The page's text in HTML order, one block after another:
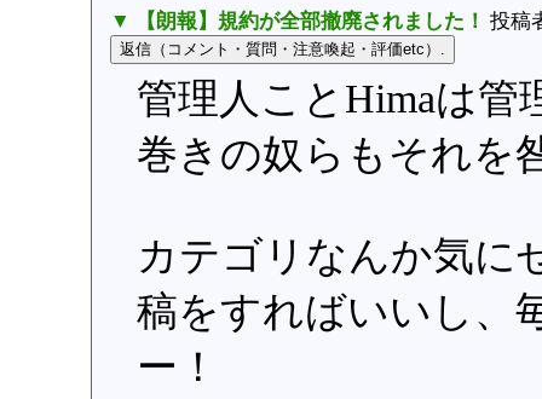
▼ 【朗報】規約が全部撤廃されました！ 投稿
管理人ことHimaは
巻きの奴らもそれを
カテゴリなんか気に
稿をすればいいし、
ー！